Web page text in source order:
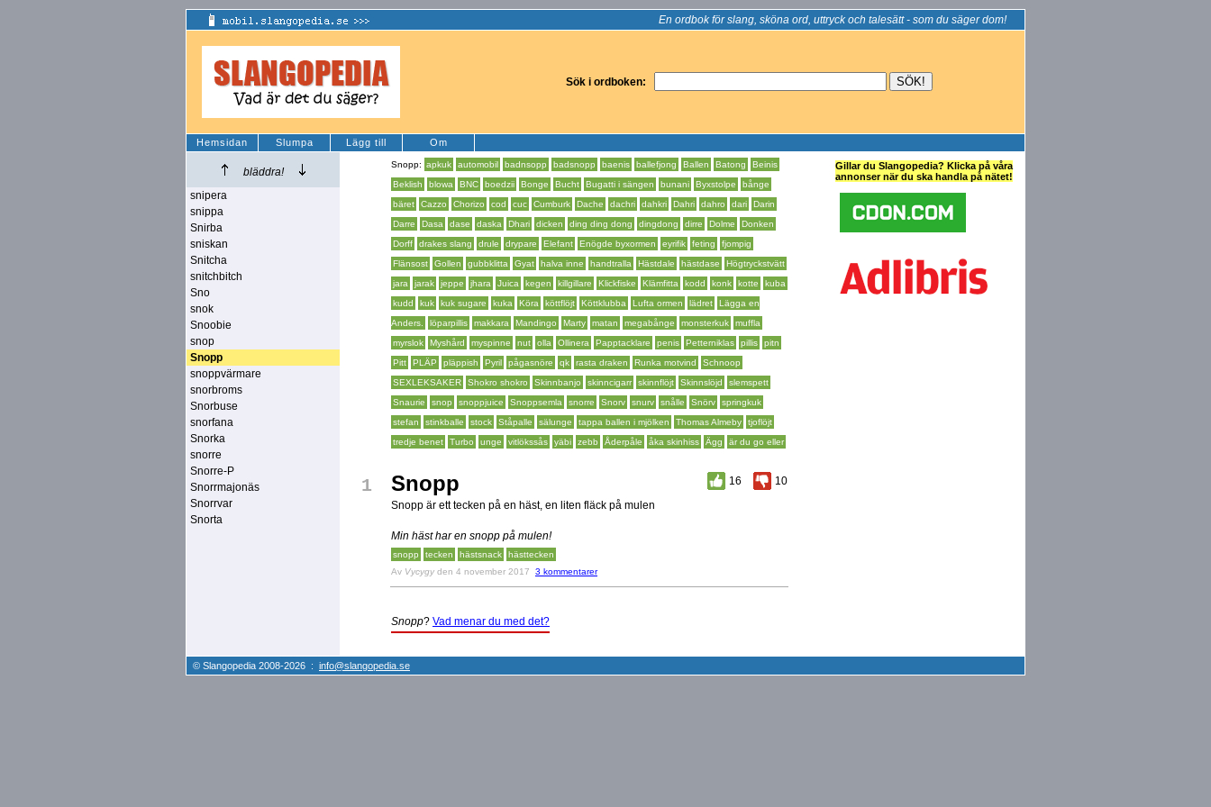
En ordbok för slang, sköna ord, uttryck och talesätt - som du säger dom!
Sök i ordboken:
Hemsidan Slumpa Lägg till Om
bläddra!
snipera
snippa
Snirba
sniskan
Snitcha
snitchbitch
Sno
snok
Snoobie
snop
Snopp
snoppvärmare
snorbroms
Snorbuse
snorfana
Snorka
snorre
Snorre-P
Snorrmajonäs
Snorrvar
Snorta
Snopp: apkuk automobil badnsopp badsnopp baenis ballefjong Ballen Batong
Beinis
Beklish
blowa BNC boedzii Bonge Bucht Bugatti i sängen bunani Byxstolpe
bånge
bäret
Cazzo Chorizo cod cuc Cumburk Dache dachri dahkri Dahri dahro dari
Darin
Darre
Dasa dase daska Dhari dicken ding ding dong dingdong dirre Dolme
Donken
Dorff
drakes slang drule drypare Elefant Enögde byxormen eyrifik feting
fjompig
Flänsost
Gollen gubbklitta Gyat halva inne handtralla Hästdale hästdase
Högtryckstvätt
jara
jarak jeppe jhara Juica kegen killgillare Klickfiske Klämfitta kodd konk kotte
kuba
kudd
kuk kuk sugare kuka Köra köttflöjt Köttklubba Lufta ormen lädret
Lägga en
Anders.
löparpillis makkara Mandingo Marty matan megabånge monsterkuk
muffla
myrslok
Myshård myspinne nut olla Ollinera Papptacklare penis Petterniklas pillis
pitn
Pitt
PLÄP pläppish Pyril pågasnöre qk rasta draken Runka motvind
Schnoop
SEXLEKSAKER
Shokro shokro Skinnbanjo skinncigarr skinnflöjt Skinnslöjd
slemspett
Snaurie
snop snoppjuice Snoppsemla snorre Snorv snurv snålle Snörv
springkuk
stefan
stinkballe stock Ståpalle sälunge tappa ballen i mjölken Thomas Almeby
tjoflöjt
tredje benet
Turbo unge vitlökssås yäbi zebb Åderpåle åka skinhiss Ägg är du go eller
1 Snopp 16
10
Snopp är ett tecken på en häst, en liten fläck på mulen
Min häst har en snopp på mulen!
snopp tecken hästsnack
hästtecken
Av Vycygy den 4 november 2017 3 kommentarer
Snopp? Vad menar du med det?
Gillar du Slangopedia? Klicka på våra
annonser när du ska handla på nätet!
© Slangopedia 2008-2026 : info@slangopedia.se